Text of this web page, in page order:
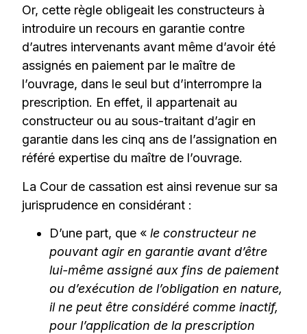
Or, cette règle obligeait les constructeurs à
introduire un recours en garantie contre
d’autres intervenants avant même d’avoir été
assignés en paiement par le maître de
l’ouvrage, dans le seul but d’interrompre la
prescription. En effet, il appartenait au
constructeur ou au sous-traitant d’agir en
garantie dans les cinq ans de l’assignation en
référé expertise du maître de l’ouvrage.
La Cour de cassation est ainsi revenue sur sa
jurisprudence en considérant :
D’une part, que «le constructeur ne
pouvant agir en garantie avant d’être
lui-même assigné aux fins de paiement
ou d’exécution de l’obligation en nature,
il ne peut être considéré comme inactif,
pour l’application de la prescription